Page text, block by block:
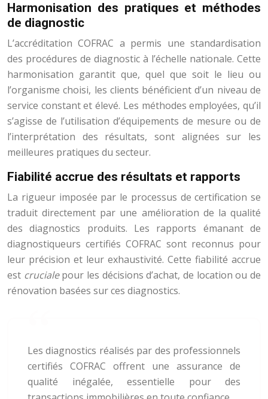
Harmonisation des pratiques et méthodes
de diagnostic
L’accréditation COFRAC a permis une standardisation
des procédures de diagnostic à l’échelle nationale. Cette
harmonisation garantit que, quel que soit le lieu ou
l’organisme choisi, les clients bénéficient d’un niveau de
service constant et élevé. Les méthodes employées, qu’il
s’agisse de l’utilisation d’équipements de mesure ou de
l’interprétation des résultats, sont alignées sur les
meilleures pratiques du secteur.
Fiabilité accrue des résultats et rapports
La rigueur imposée par le processus de certification se
traduit directement par une amélioration de la qualité
des diagnostics produits. Les rapports émanant de
diagnostiqueurs certifiés COFRAC sont reconnus pour
leur précision et leur exhaustivité. Cette fiabilité accrue
est crucialepour les décisions d’achat, de location ou de
rénovation basées sur ces diagnostics.
Les diagnostics réalisés par des professionnels
certifiés COFRAC offrent une assurance de
qualité inégalée, essentielle pour des